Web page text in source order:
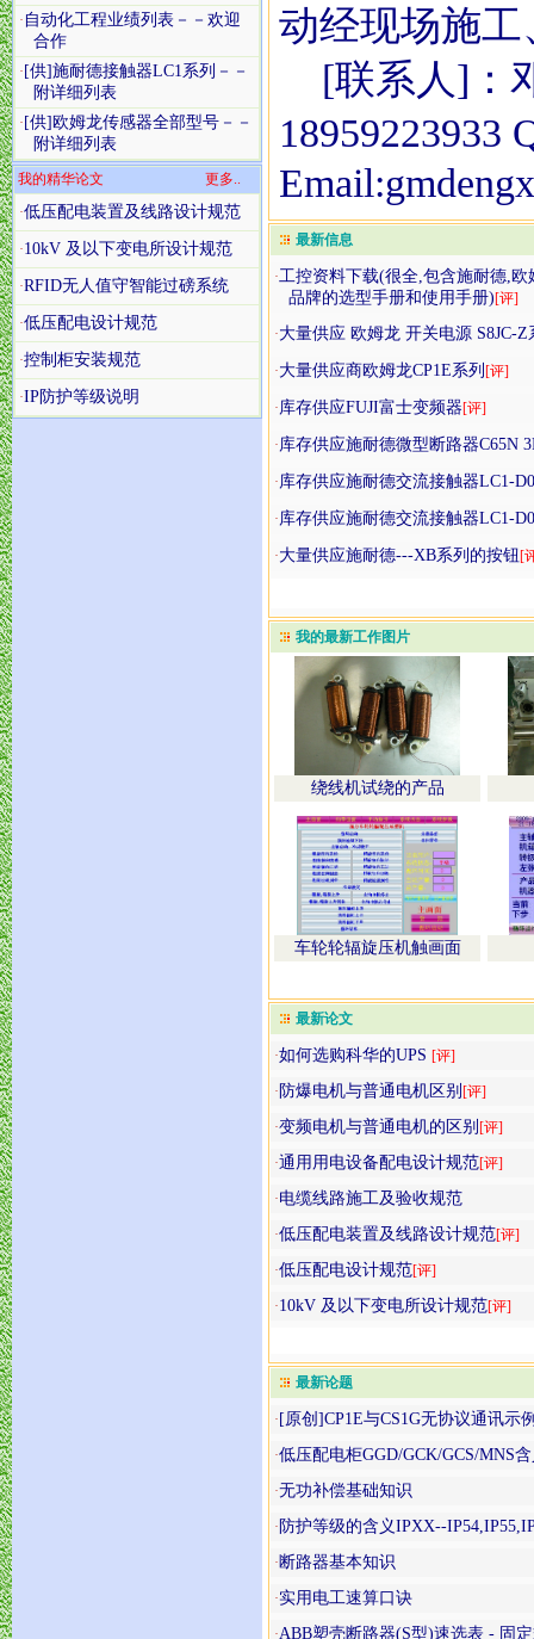
· 自动化工程业绩列表－－欢迎
合作
· [供]施耐德接触器LC1系列－－
附详细列表
· [供]欧姆龙传感器全部型号－－
附详细列表
我的精华论文
更多..
·低压配电装置及线路设计规范
·10kV 及以下变电所设计规范
·RFID无人值守智能过磅系统
·低压配电设计规范
·控制柜安装规范
·IP防护等级说明
动经现场施
[联系人]：
18959223933
最新信息
·工控资料下载(很全,包含施耐德,
品牌的选型手册和使用手册)[评]
·大量供应 欧姆龙 开关电源 S8JC-Z
·大量供应商欧姆龙CP1E系列 [评]
·库存供应FUJI富士变频器[评]
·库存供应施耐德微型断路器C65N
·库存供应施耐德交流接触器LC1-
·库存供应施耐德交流接触器LC1-
·大量供应施耐德---XB系列的按钮[
我的最新工作图片
绕线机试绕的产品
车轮轮辐旋压机触画面
最新论文
·如何选购科华的UPS [评]
· 防爆电机与普通电机区别 [评]
·变频电机与普通电机的区别 [评]
·通用用电设备配电设计规范[评]
·电缆线路施工及验收规范
·低压配电装置及线路设计规范[评]
·低压配电设计规范[评]
·10kV 及以下变电所设计规范[评]
最新论题
· [原创]CP1E与CS1G无协议通讯示
·低压配电柜GGD/GCK/GCS/MNS
·无功补偿基础知识
· 防护等级的含义IPXX--
·断路器基本知识
·实用电工速算口诀
·ABB塑壳断路器(S型)速选表 - 固